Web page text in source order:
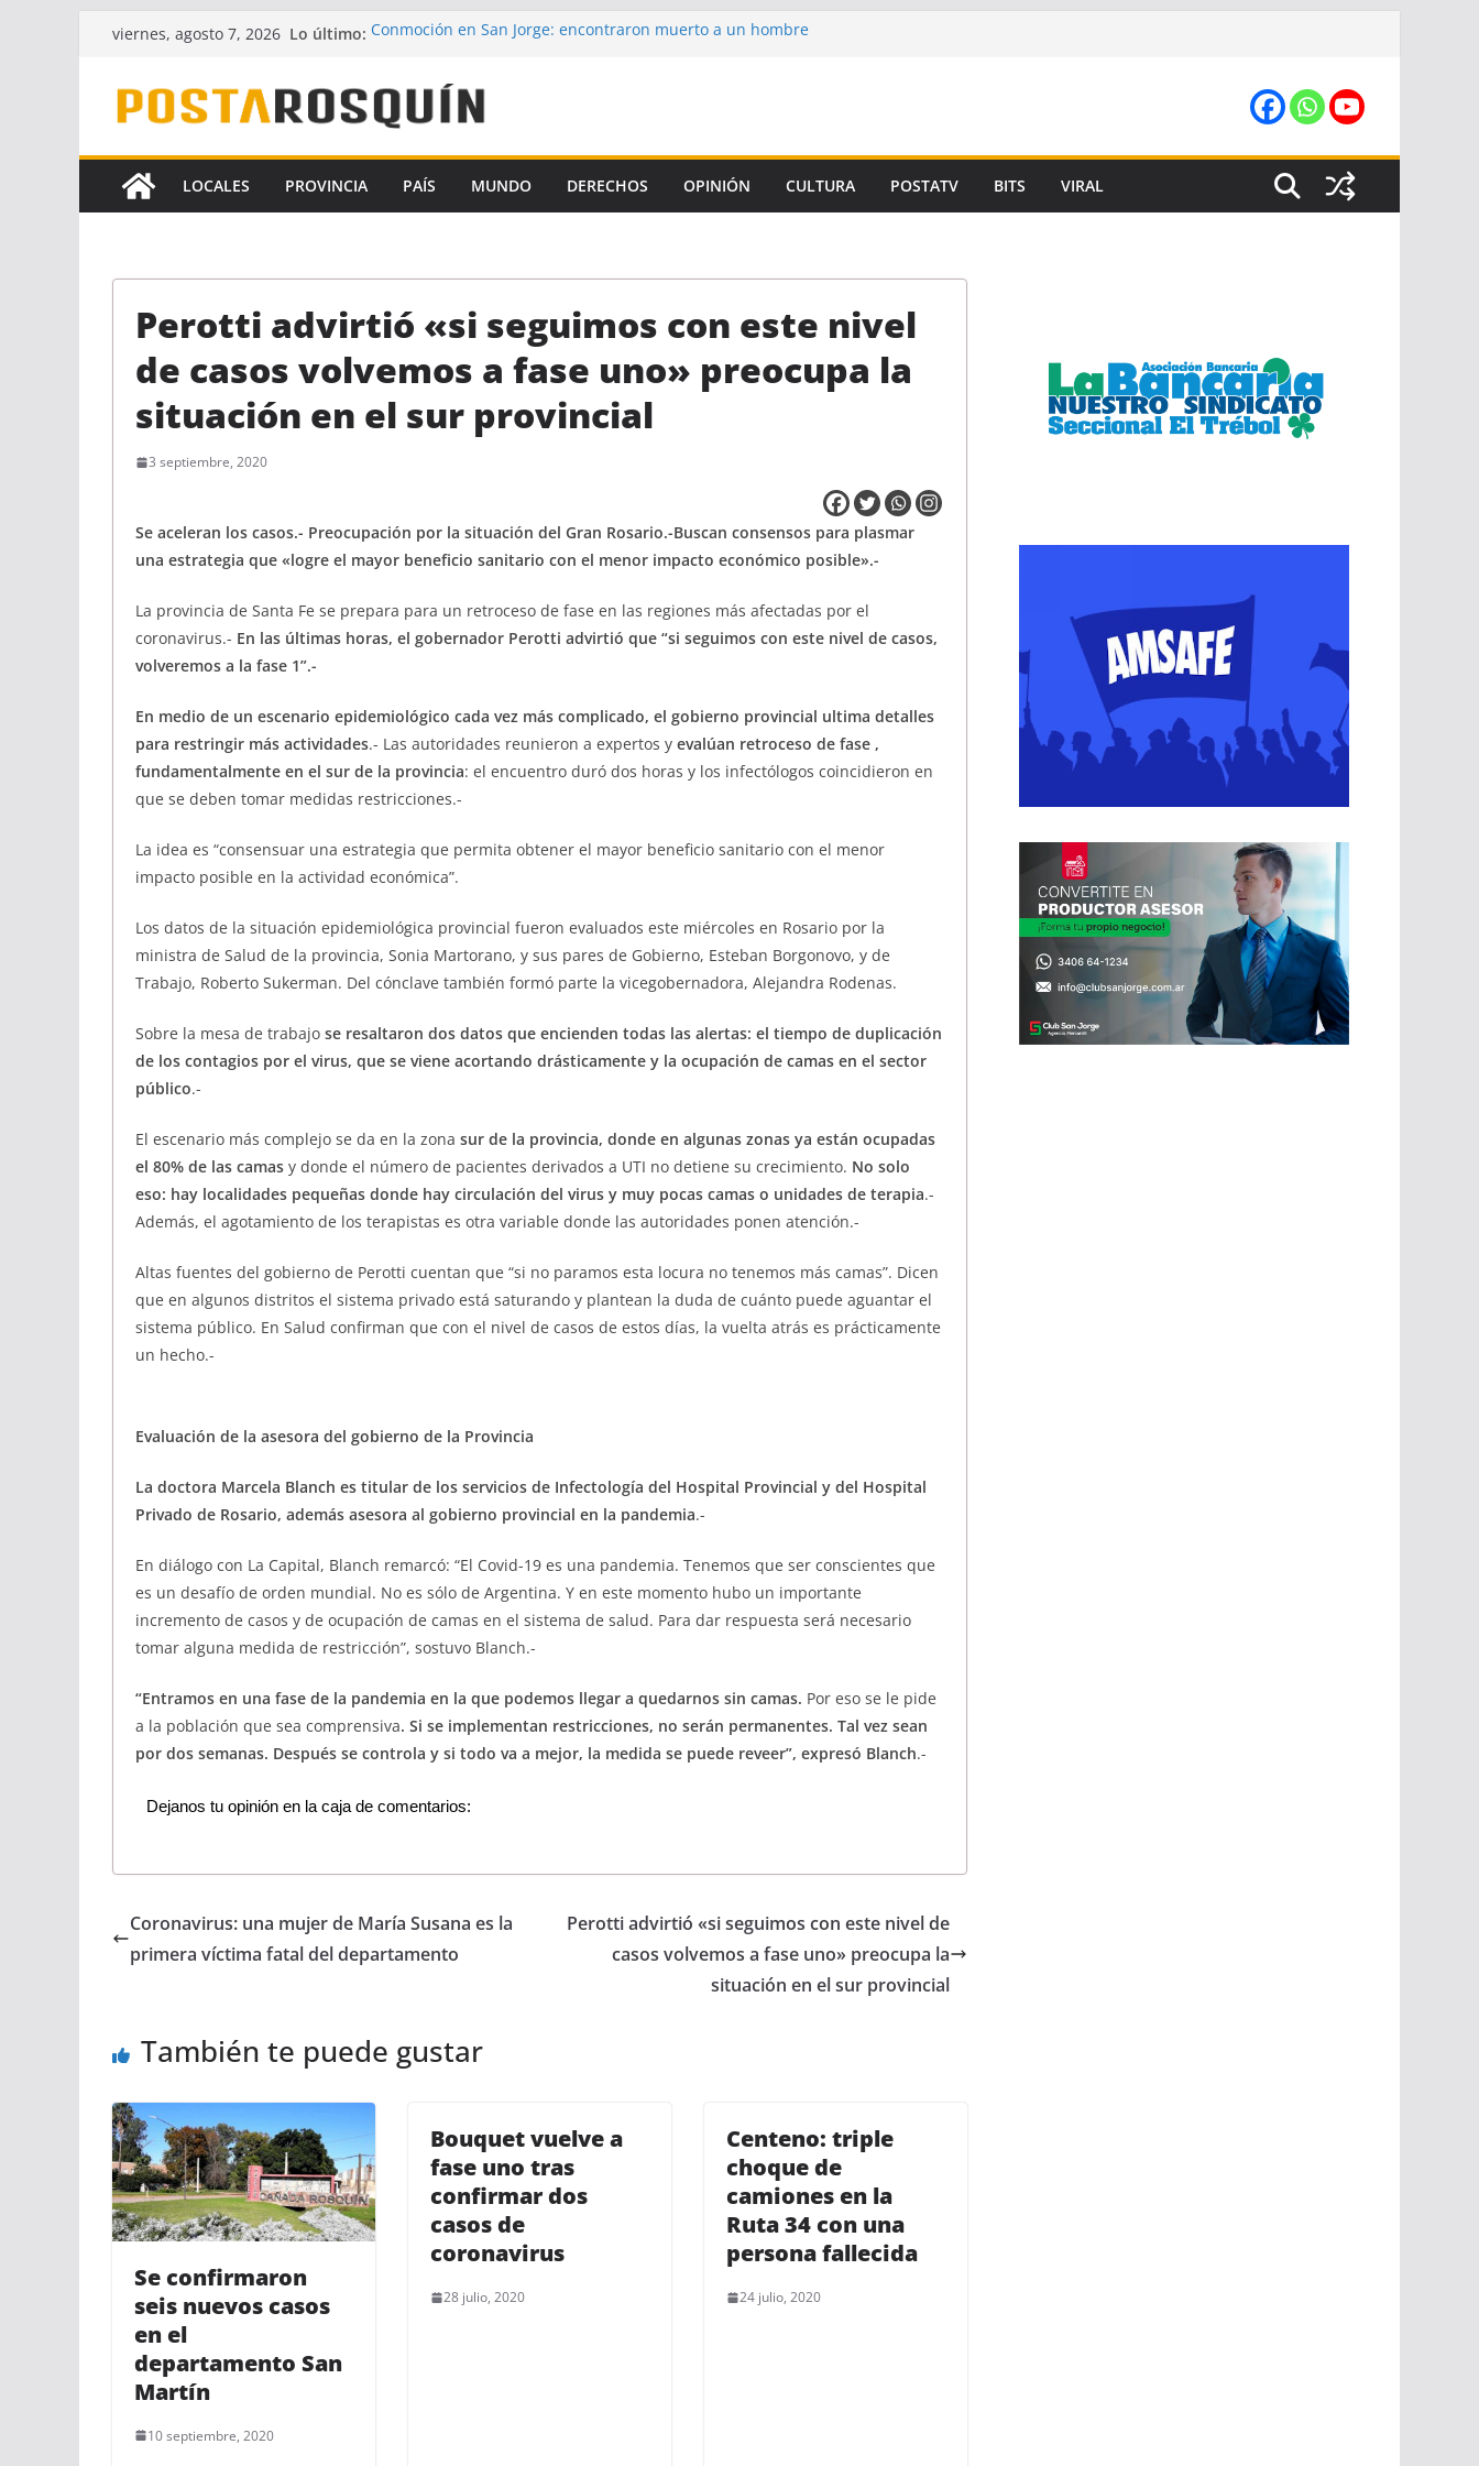
Saltar
contenido
viernes, agosto 7, 2026 Lo último: Conmoción en San Jorge: encontraron muerto a un hombre
Crece la hipótesis de un autor intelectual en el crimen de
Florencia Gómez
la Ley de Financiamiento Universitario
Identificaron a un preso de Santa Fe como uno de los
coautores del femicidio de Florencia Gómez
LOCALES PROVINCIA PAÍS MUNDO DERECHOS OPINIÓN CULTURA POSTATV BITS VIRAL
Perotti advirtió «si seguimos con este nivel
de casos volvemos a fase uno» preocupa la
situación en el sur provincial
3 septiembre, 2020
Se aceleran los casos.- Preocupación por la situación del Gran Rosario.-Buscan consensos para plasmar
una estrategia que «logre el mayor beneficio sanitario con el menor impacto económico posible».-
La provincia de Santa Fe se prepara para un retroceso de fase en las regiones más afectadas por el
coronavirus.- En las últimas horas, el gobernador Perotti advirtió que “si seguimos con este nivel de casos,
volveremos a la fase 1”.-
En medio de un escenario epidemiológico cada vez más complicado, el gobierno provincial ultima detalles
para restringir más actividades.- Las autoridades reunieron a expertos y evalúan retroceso de fase ,
fundamentalmente en el sur de la provincia: el encuentro duró dos horas y los infectólogos coincidieron en
que se deben tomar medidas restricciones.-
La idea es “consensuar una estrategia que permita obtener el mayor beneficio sanitario con el menor
impacto posible en la actividad económica”.
Los datos de la situación epidemiológica provincial fueron evaluados este miércoles en Rosario por la
ministra de Salud de la provincia, Sonia Martorano, y sus pares de Gobierno, Esteban Borgonovo, y de
Trabajo, Roberto Sukerman. Del cónclave también formó parte la vicegobernadora, Alejandra Rodenas.
Sobre la mesa de trabajo se resaltaron dos datos que encienden todas las alertas: el tiempo de duplicación
de los contagios por el virus, que se viene acortando drásticamente y la ocupación de camas en el sector
público.-
El escenario más complejo se da en la zona sur de la provincia, donde en algunas zonas ya están ocupadas
el 80% de las camas y donde el número de pacientes derivados a UTI no detiene su crecimiento. No solo
eso: hay localidades pequeñas donde hay circulación del virus y muy pocas camas o unidades de terapia.-
Además, el agotamiento de los terapistas es otra variable donde las autoridades ponen atención.-
Altas fuentes del gobierno de Perotti cuentan que “si no paramos esta locura no tenemos más camas”. Dicen
que en algunos distritos el sistema privado está saturando y plantean la duda de cuánto puede aguantar el
sistema público. En Salud confirman que con el nivel de casos de estos días, la vuelta atrás es prácticamente
un hecho.-
Evaluación de la asesora del gobierno de la Provincia
La doctora Marcela Blanch es titular de los servicios de Infectología del Hospital Provincial y del Hospital
Privado de Rosario, además asesora al gobierno provincial en la pandemia.-
En diálogo con La Capital, Blanch remarcó: “El Covid-19 es una pandemia. Tenemos que ser conscientes que
es un desafío de orden mundial. No es sólo de Argentina. Y en este momento hubo un importante
incremento de casos y de ocupación de camas en el sistema de salud. Para dar respuesta será necesario
tomar alguna medida de restricción”, sostuvo Blanch.-
“Entramos en una fase de la pandemia en la que podemos llegar a quedarnos sin camas. Por eso se le pide
a la población que sea comprensiva. Si se implementan restricciones, no serán permanentes. Tal vez sean
por dos semanas. Después se controla y si todo va a mejor, la medida se puede reveer”, expresó Blanch.-
Dejanos tu opinión en la caja de comentarios:
Coronavirus: una mujer de María Susana es la
primera víctima fatal del departamento
Perotti advirtió «si seguimos con este nivel de
casos volvemos a fase uno» preocupa la
situación en el sur provincial
También te puede gustar
Se confirmaron
seis nuevos casos
en el
departamento San
Martín
10 septiembre, 2020
Bouquet vuelve a
fase uno tras
confirmar dos
casos de
coronavirus
28 julio, 2020
Centeno: triple
choque de
camiones en la
Ruta 34 con una
persona fallecida
24 julio, 2020